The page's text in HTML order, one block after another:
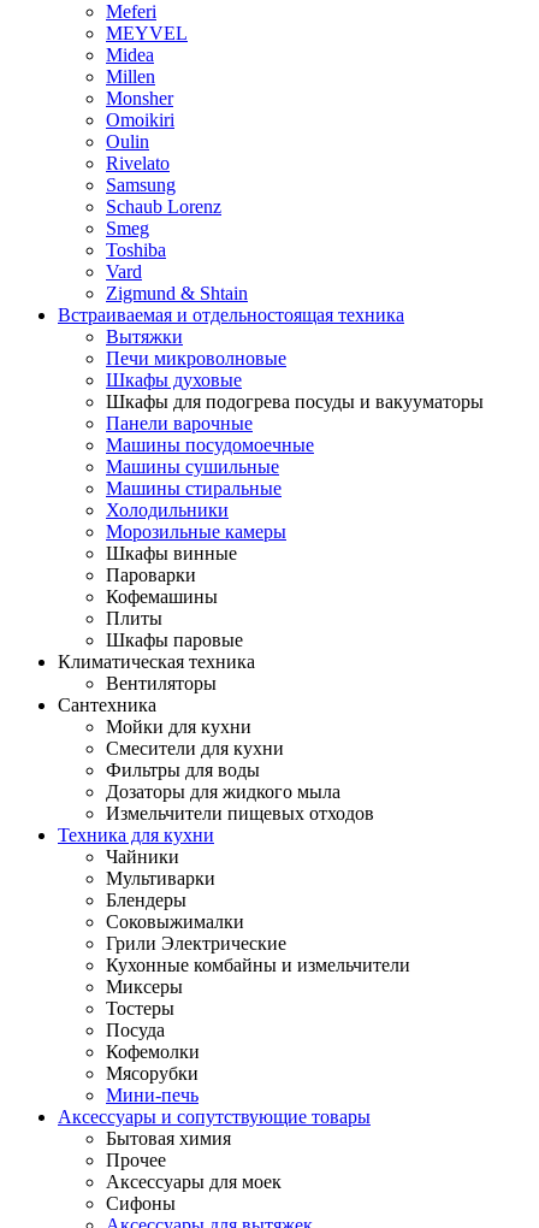
Meferi
MEYVEL
Midea
Millen
Monsher
Omoikiri
Oulin
Rivelato
Samsung
Schaub Lorenz
Smeg
Toshiba
Vard
Zigmund & Shtain
Встраиваемая и отдельностоящая техника
Вытяжки
Печи микроволновые
Шкафы духовые
Шкафы для подогрева посуды и вакууматоры
Панели варочные
Машины посудомоечные
Машины сушильные
Машины стиральные
Холодильники
Морозильные камеры
Шкафы винные
Пароварки
Кофемашины
Плиты
Шкафы паровые
Климатическая техника
Вентиляторы
Сантехника
Мойки для кухни
Смесители для кухни
Фильтры для воды
Дозаторы для жидкого мыла
Измельчители пищевых отходов
Техника для кухни
Чайники
Мультиварки
Блендеры
Соковыжималки
Грили Электрические
Кухонные комбайны и измельчители
Миксеры
Тостеры
Посуда
Кофемолки
Мясорубки
Мини-печь
Аксессуары и сопутствующие товары
Бытовая химия
Прочее
Аксессуары для моек
Сифоны